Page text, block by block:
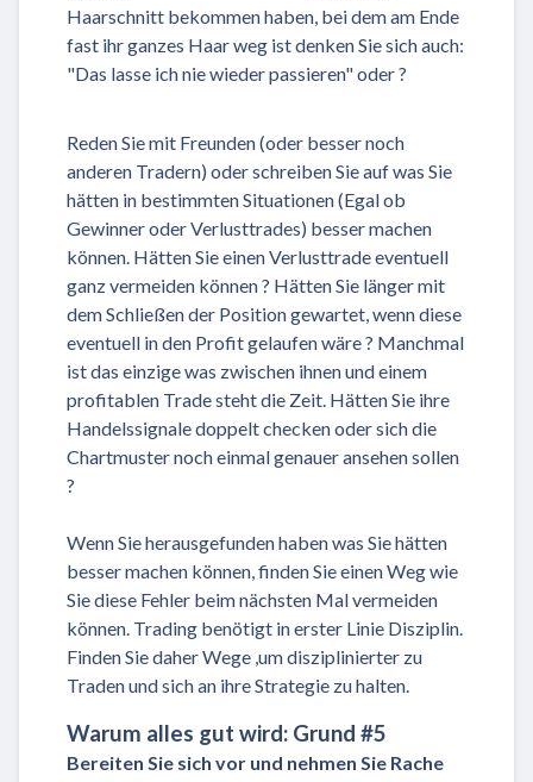
Haarschnitt bekommen haben, bei dem am Ende
fast ihr ganzes Haar weg ist denken Sie sich auch:
"Das lasse ich nie wieder passieren" oder ?
Reden Sie mit Freunden (oder besser noch
anderen Tradern) oder schreiben Sie auf was Sie
hätten in bestimmten Situationen (Egal ob
Gewinner oder Verlusttrades) besser machen
können. Hätten Sie einen Verlusttrade eventuell
ganz vermeiden können ? Hätten Sie länger mit
dem Schließen der Position gewartet, wenn diese
eventuell in den Profit gelaufen wäre ? Manchmal
ist das einzige was zwischen ihnen und einem
profitablen Trade steht die Zeit. Hätten Sie ihre
Handelssignale doppelt checken oder sich die
Chartmuster noch einmal genauer ansehen sollen
?
Wenn Sie herausgefunden haben was Sie hätten
besser machen können, finden Sie einen Weg wie
Sie diese Fehler beim nächsten Mal vermeiden
können. Trading benötigt in erster Linie Disziplin.
Finden Sie daher Wege ,um disziplinierter zu
Traden und sich an ihre Strategie zu halten.
Warum alles gut wird: Grund #5
Bereiten Sie sich vor und nehmen Sie Rache